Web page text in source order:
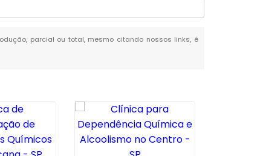
parcial ou total, mesmo citando nossos links, é